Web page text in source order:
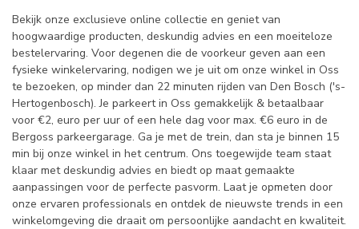
Bekijk onze exclusieve online collectie en geniet van
hoogwaardige producten, deskundig advies en een moeiteloze
bestelervaring. Voor degenen die de voorkeur geven aan een
fysieke winkelervaring, nodigen we je uit om onze winkel in Oss
te bezoeken, op minder dan 22 minuten rijden van Den Bosch ('s-
Hertogenbosch). Je parkeert in Oss gemakkelijk & betaalbaar
voor €2, euro per uur of een hele dag voor max. €6 euro in de
Bergoss parkeergarage. Ga je met de trein, dan sta je binnen 15
min bij onze winkel in het centrum. Ons toegewijde team staat
klaar met deskundig advies en biedt op maat gemaakte
aanpassingen voor de perfecte pasvorm. Laat je opmeten door
onze ervaren professionals en ontdek de nieuwste trends in een
winkelomgeving die draait om persoonlijke aandacht en kwaliteit.